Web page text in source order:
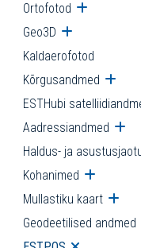
Ortofotod Ava
Geo3D Ava
Kaldaerofotod
Kõrgusandmed Ava
ESTHubi
Aadressiandmed
Haldus- ja
Kohanimed Ava
Mullastiku kaart Ava
Geodeetilised andmed